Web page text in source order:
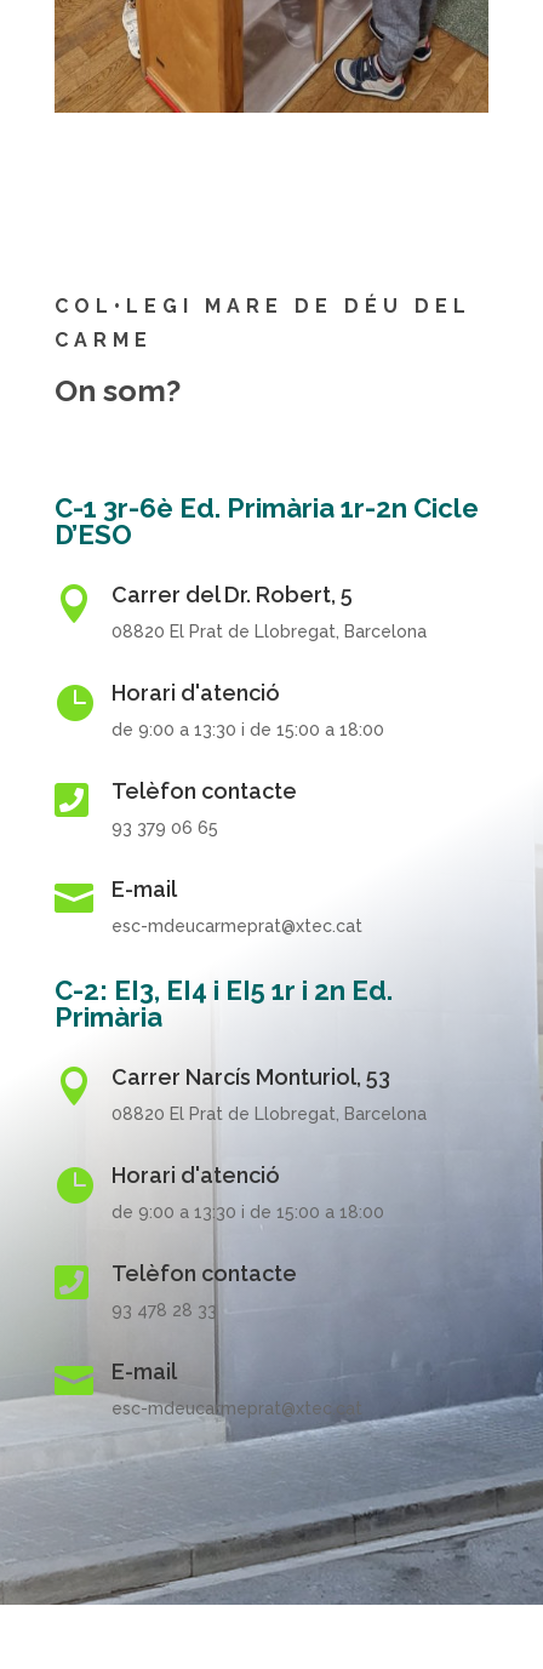
COL•LEGI MARE DE DÉU DEL
CARME
On som?
C-1 3r-6è Ed. Primària 1r-2n Cicle
D’ESO
 Carrer del Dr. Robert, 5
08820 El Prat de Llobregat, Barcelona
 Horari d'atenció
de 9:00 a 13:30 i de 15:00 a 18:00
 Telèfon contacte
93 379 06 65
 E-mail
esc-mdeucarmeprat@xtec.cat
C-2: EI3, EI4 i EI5 1r i 2n Ed.
Primària
 Carrer Narcís Monturiol, 53
08820 El Prat de Llobregat, Barcelona
 Horari d'atenció
de 9:00 a 13:30 i de 15:00 a 18:00
 Telèfon contacte
93 478 28 33
 E-mail
esc-mdeucarmeprat@xtec.cat